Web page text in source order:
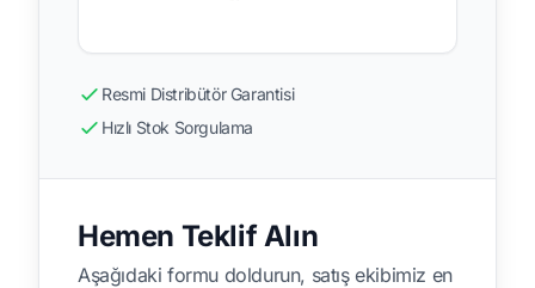
Resmi Distribütör Garantisi
Hızlı Stok Sorgulama
Hemen Teklif Alın
Aşağıdaki formu doldurun, satış ekibimiz en